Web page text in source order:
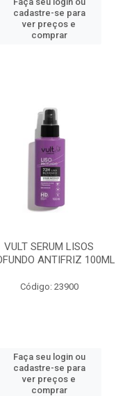
cadastre-se para
ver preços e
comprar
VULT SERUM LISOS
ANTIFRIZ 100ML
Código: 23900
Faça seu login ou
cadastre-se para
ver preços e
comprar